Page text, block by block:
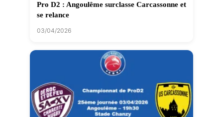
Pro D2 : Angoulême surclasse Carcassonne et
se relance
03/04/2026